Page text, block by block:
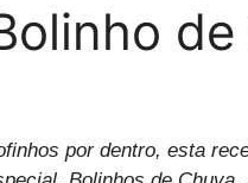
de
por dentro, esta